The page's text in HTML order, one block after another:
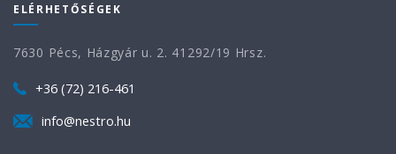
ELÉRHETŐSÉGEK
7630 Pécs, Házgyár u. 2. 41292/19 Hrsz.
+36 (72) 216-461
info@nestro.hu